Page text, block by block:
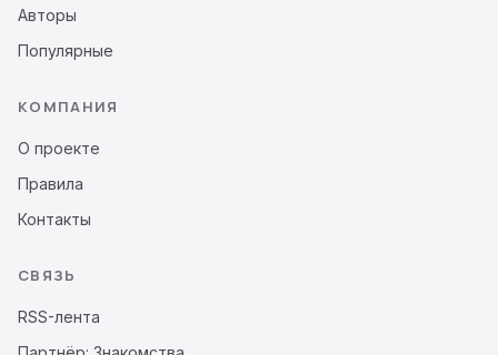
Авторы
Популярные
КОМПАНИЯ
О проекте
Правила
Контакты
СВЯЗЬ
RSS-лента